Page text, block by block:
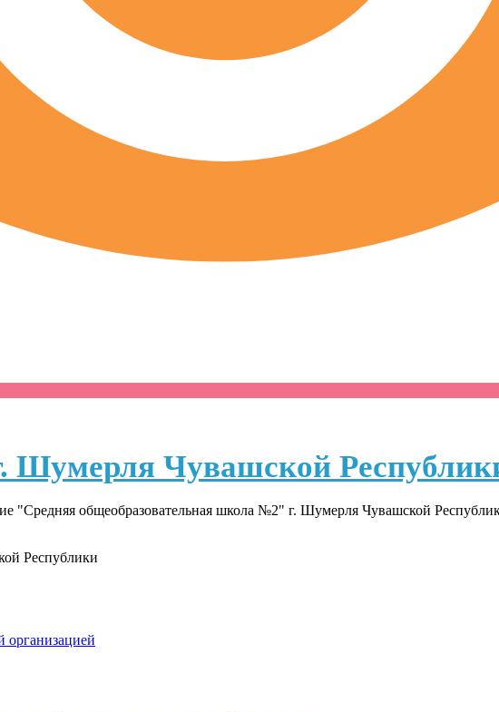
Чувашской
"Средняя общеобразовательная школа №2" г. Шумерля Чувашской
организацией